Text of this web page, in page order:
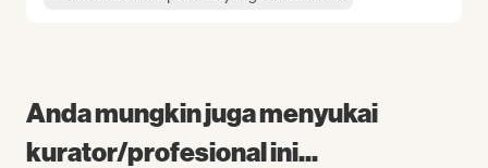
Anda mungkin juga menyukai
kurator/profesional ini...